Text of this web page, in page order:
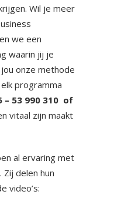
Wil je meer
we een
waarin jij je
onze methode
programma
– 53 990 310 of
vitaal zijn maakt
al ervaring met
Zij delen hun
video’s: